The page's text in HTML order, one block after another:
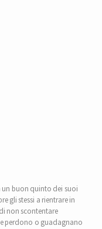
un buon quinto dei suoi
gli stessi a rientrare in
non scontentare
perdono o guadagnano